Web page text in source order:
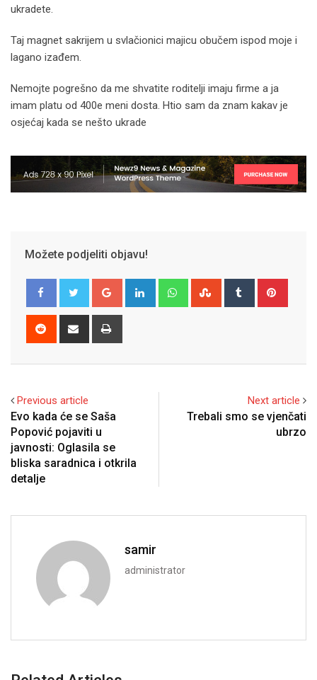
ukradete.
Taj magnet sakrijem u svlačionici majicu obučem ispod moje i
lagano izađem.
Nemojte pogrešno da me shvatite roditelji imaju firme a ja
imam platu od 400e meni dosta. Htio sam da znam kakav je
osjećaj kada se nešto ukrade
Možete podjeliti objavu!
Google+ LinkedIn WhatsappStumbleUpon
Tumblr
Reddit
Share
Previous article
Evo kada će se Saša
Popović pojaviti u
javnosti: Oglasila se
bliska saradnica i otkrila
detalje
Next article
Trebali smo se vjenčati
ubrzo
samir
administrator